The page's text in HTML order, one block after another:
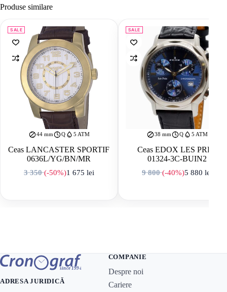
Produse similare
SALE
44 mm Q 5 ATM
Ceas LANCASTER SPORTIF
0636L/YG/BN/MR
3 350(-50%)
Prețul inițial a fost: 3 350 lei.
1 675 lei
Prețul curent este: 1 675 lei.
SALE
38 mm Q 5 ATM
Ceas EDOX LES PRES
01324-3C-BUIN2
9 800(-40%)
Prețul inițial a
5 880 lei
Prețul curent
ADRESA JURIDICĂ
COMPANIE
Despre noi
Cariere